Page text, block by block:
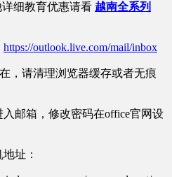
细教育优惠请看 越南全系列
https://outlook.live.com/mail/inbox
，请清理浏览器缓存或者无痕
邮箱，修改密码在office官网设
址：